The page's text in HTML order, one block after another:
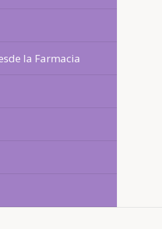
la Farmacia